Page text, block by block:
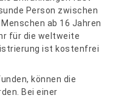
Person zwischen
ab 16 Jahren
für die weltweite
ist kostenfrei
können die
Bei einer